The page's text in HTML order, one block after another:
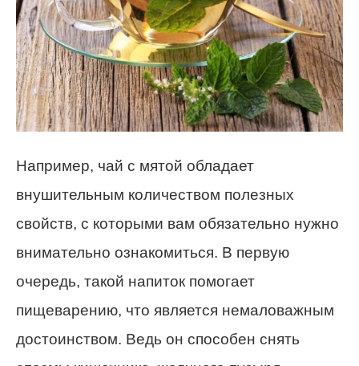
Например, чай с мятой обладает
внушительным количеством полезных
свойств, с которыми вам обязательно нужно
внимательно ознакомиться. В первую
очередь, такой напиток помогает
пищеварению, что является немаловажным
достоинством. Ведь он способен снять